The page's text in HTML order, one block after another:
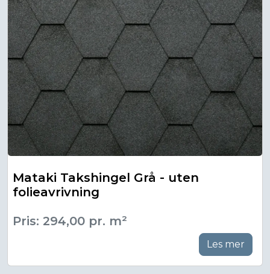
Mataki Takshingel Grå - uten
folieavrivning
Pris: 294,00 pr. m²
Les mer